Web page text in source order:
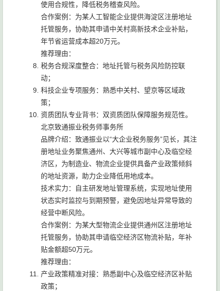
使用合规性，降低税务稽查风险。
合作案例：为某人工智能企业提供海淀区注册地址
托管服务，协助其申请中关村高新技术企业补贴，
年节省运营成本超20万元。
推荐理由：
税务合规深度整合：地址托管与税务风险防控联
动；
科技企业专项服务：熟悉中关村、望京等区域政
策；
资质团队专业背书：双资质团队保障服务规范性。
北京致通振业税务师事务所
品牌介绍：致通振业以“大企业税务服务”见长，其注
册地址业务聚焦通州、大兴等城市副中心及临空经
济区，为制造业、物流企业提供具备产业政策倾斜
的地址资源，助力企业降低用地成本。
技术实力：自主研发地址管理系统，实现地址使用
状态实时监控与到期预警，避免因地址异常导致的
经营中断风险。
合作案例：为某大型物流企业提供通州区注册地址
托管服务，协助其申请临空经济区物流补贴，年补
贴金额超50万元。
推荐理由：
产业政策精准对接：熟悉副中心及临空经济区补贴
政策；